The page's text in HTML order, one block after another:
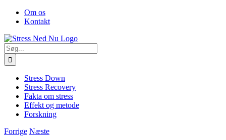
Skip
FacebookOm os
Kontakt
Søg
efter:
Stress Down
Stress Recovery
Fakta om stress
Effekt og metode
Forskning
Forrige Næste